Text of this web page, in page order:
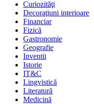
Curiozităţi
Decoraţiuni interioare
Financiar
Fizică
Gastronomie
Geografie
Inventii
Istorie
IT&C
Lingvistică
Literatură
Medicină